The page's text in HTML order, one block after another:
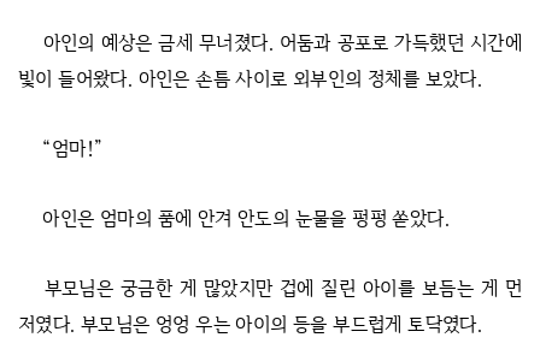
아인의 예상은 금세 무너졌다. 어둠과 공포로 가득했던 시간에
빛이 들어왔다. 아인은 손틈 사이로 외부인의 정체를 보았다.
“엄마!”
아인은 엄마의 품에 안겨 안도의 눈물을 펑펑 쏟았다.
부모님은 궁금한 게 많았지만 겁에 질린 아이를 보듬는 게 먼
저였다. 부모님은 엉엉 우는 아이의 등을 부드럽게 토닥였다.